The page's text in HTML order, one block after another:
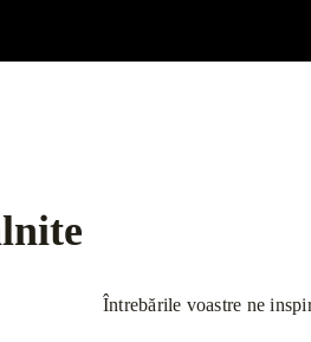
Întrebările voastre ne